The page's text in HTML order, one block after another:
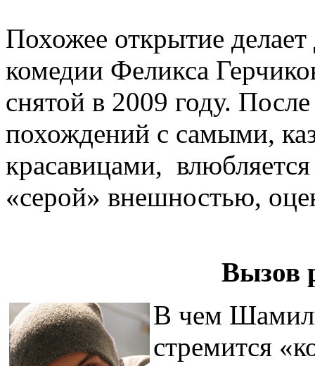
Похожее открытие делает
комедии Феликса
снятой в 2009 году.
похождений с самыми,
красавицами,
«серой» внешностью,
Вызов
В чем
стремится